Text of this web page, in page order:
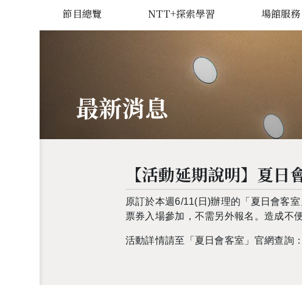
節目總覽 NTT+探索學習 場館服務
最新消息
【活動延期說明】夏日
原訂於本週6/11(日)辦理的「夏日會客
票券入場參加，不需另外報名。造成不
活動詳情請至「夏日會客室」官網查詢：